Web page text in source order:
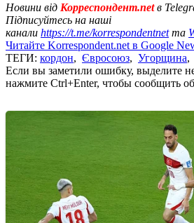
Новини від Корреспондент.netв
Підписуйтесь на наші
канали https://t.me/korrespondentnetта
Читайте Korrespondent.net в Google
ТЕГИ: кордон, Євросоюз, Угорщина,
Если вы заметили ошибку, выделите
нажмите Ctrl+Enter, чтобы сообщить